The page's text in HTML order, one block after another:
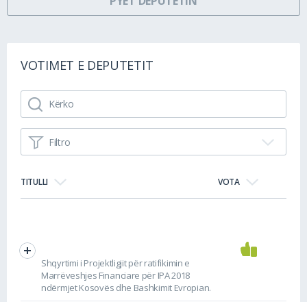
VOTIMET E DEPUTETIT
Filtro
TITULLI VOTA
Shqyrtimi i Projektligjit për ratifikimin e
Marrëveshjes Financiare për IPA 2018
ndërmjet Kosovës dhe Bashkimit Evropian.